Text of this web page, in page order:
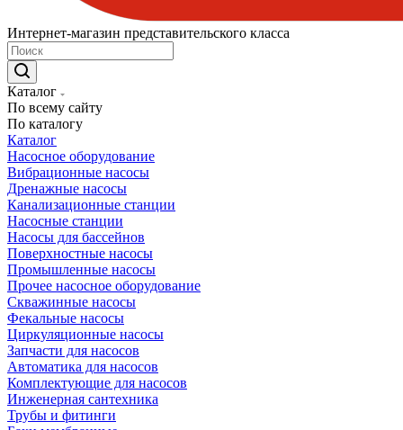
Интернет-магазин представительского класса
Каталог
По всему сайту
По каталогу
Каталог
Насосное оборудование
Вибрационные насосы
Дренажные насосы
Канализационные станции
Насосные станции
Насосы для бассейнов
Поверхностные насосы
Промышленные насосы
Прочее насосное оборудование
Скважинные насосы
Фекальные насосы
Циркуляционные насосы
Запчасти для насосов
Автоматика для насосов
Комплектующие для насосов
Инженерная сантехника
Трубы и фитинги